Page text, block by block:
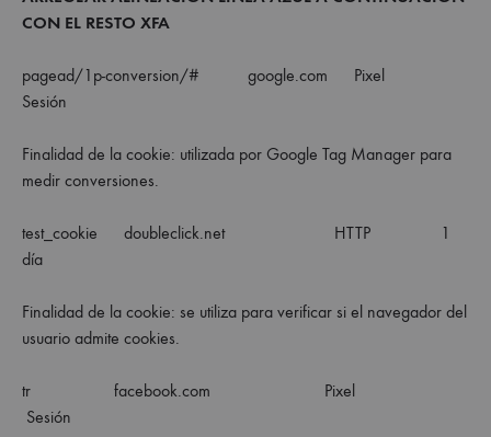
CON EL RESTO XFA
pagead/1p-conversion/# google.com Pixel
Sesión
Finalidad de la cookie: utilizada por Google Tag Manager para
medir conversiones.
test_cookie doubleclick.net HTTP 1
día
Finalidad de la cookie: se utiliza para verificar si el navegador del
usuario admite cookies.
tr facebook.com Pixel
Sesión